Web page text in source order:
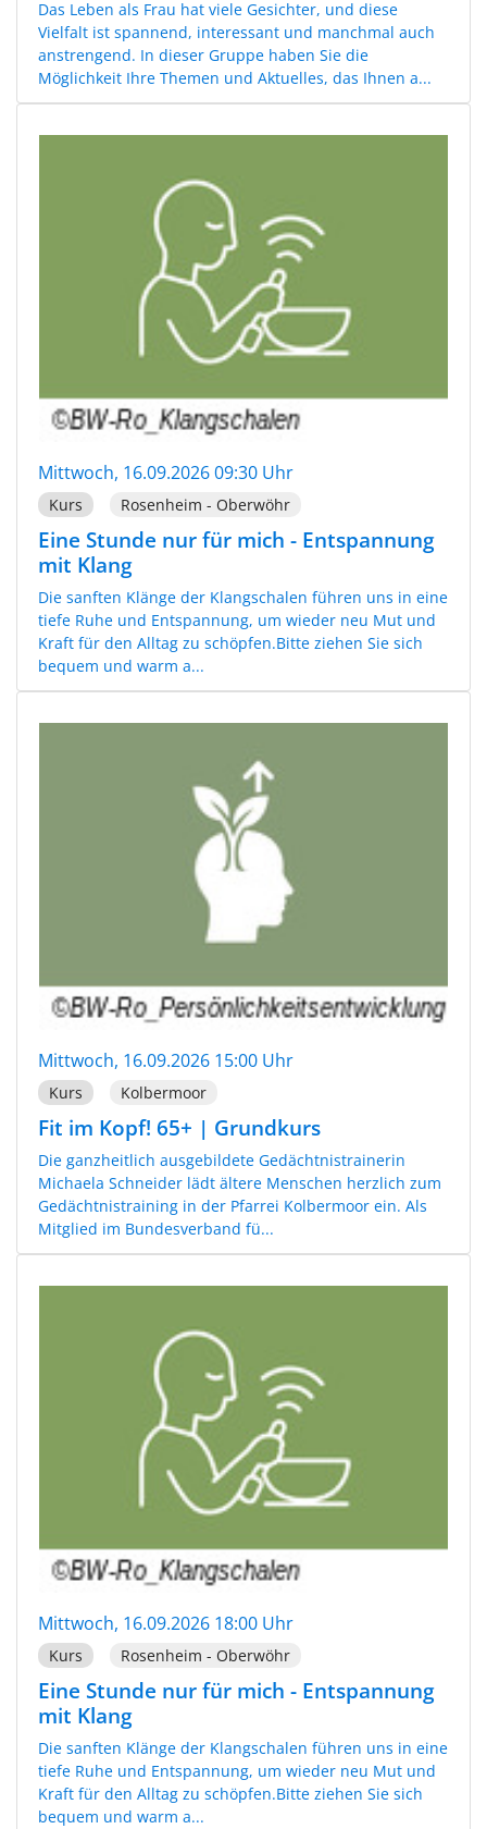
Das Leben als Frau hat viele Gesichter, und diese
Vielfalt ist spannend, interessant und manchmal auch
anstrengend. In dieser Gruppe haben Sie die
Möglichkeit Ihre Themen und Aktuelles, das Ihnen a...
Mittwoch, 16.09.2026 09:30 Uhr
Kurs Rosenheim - Oberwöhr
Eine Stunde nur für mich - Entspannung
mit Klang
Die sanften Klänge der Klangschalen führen uns in eine
tiefe Ruhe und Entspannung, um wieder neu Mut und
Kraft für den Alltag zu schöpfen.Bitte ziehen Sie sich
bequem und warm a...
Mittwoch, 16.09.2026 15:00 Uhr
Kurs Kolbermoor
Fit im Kopf! 65+ | Grundkurs
Die ganzheitlich ausgebildete Gedächtnistrainerin
Michaela Schneider lädt ältere Menschen herzlich zum
Gedächtnistraining in der Pfarrei Kolbermoor ein. Als
Mitglied im Bundesverband fü...
Mittwoch, 16.09.2026 18:00 Uhr
Kurs Rosenheim - Oberwöhr
Eine Stunde nur für mich - Entspannung
mit Klang
Die sanften Klänge der Klangschalen führen uns in eine
tiefe Ruhe und Entspannung, um wieder neu Mut und
Kraft für den Alltag zu schöpfen.Bitte ziehen Sie sich
bequem und warm a...